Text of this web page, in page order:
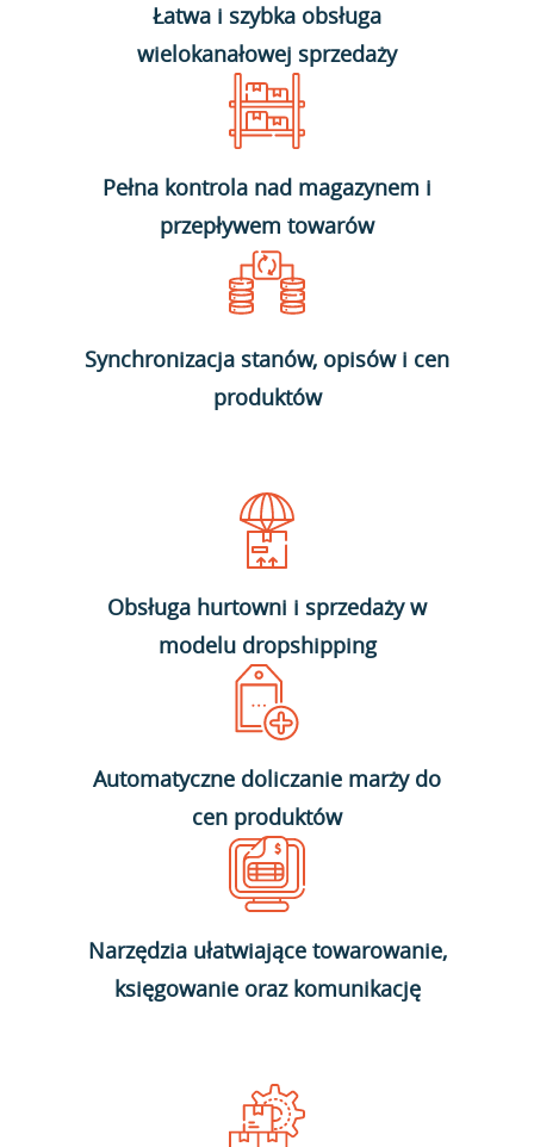
Łatwa i szybka obsługa
wielokanałowej sprzedaży
Pełna kontrola nad magazynem i
przepływem towarów
Synchronizacja stanów, opisów i cen
produktów
Obsługa hurtowni i sprzedaży w
modelu dropshipping
Automatyczne doliczanie marży do
cen produktów
Narzędzia ułatwiające towarowanie,
księgowanie oraz komunikację